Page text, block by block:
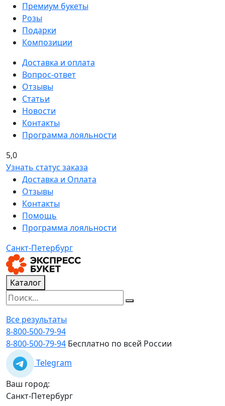
Премиум букеты
Розы
Подарки
Композиции
Доставка и оплата
Вопрос-ответ
Отзывы
Статьи
Новости
Контакты
Программа лояльности
5,0
Узнать статус заказа
Доставка и Оплата
Отзывы
Контакты
Помощь
Программа лояльности
Санкт-Петербург
Каталог
Все результаты
8-800-500-79-94
8-800-500-79-94 Бесплатно по всей России
Telegram
Ваш город:
Санкт-Петербург